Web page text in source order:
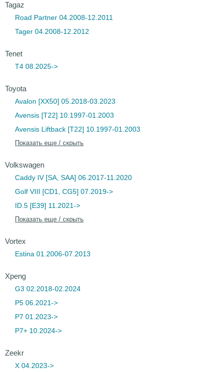
Tagaz
Road Partner 04.2008-12.2011
Tager 04.2008-12.2012
Tenet
T4 08.2025->
Toyota
Avalon [XX50] 05.2018-03.2023
Avensis [T22] 10.1997-01.2003
Avensis Liftback [T22] 10.1997-01.2003
Показать еще / скрыть
Volkswagen
Caddy IV [SA, SAA] 06.2017-11.2020
Golf VIII [CD1, CG5] 07.2019->
ID.5 [E39] 11.2021->
Показать еще / скрыть
Vortex
Estina 01.2006-07.2013
Xpeng
G3 02.2018-02.2024
P5 06.2021->
P7 01.2023->
P7+ 10.2024->
Zeekr
X 04.2023->